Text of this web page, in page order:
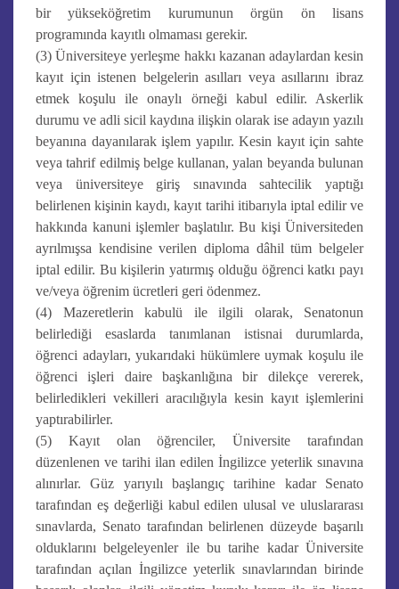
bir yükseköğretim kurumunun örgün ön lisans
programında kayıtlı olmaması gerekir.
(3) Üniversiteye yerleşme hakkı kazanan adaylardan kesin
kayıt için istenen belgelerin asılları veya asıllarını ibraz
etmek koşulu ile onaylı örneği kabul edilir. Askerlik
durumu ve adli sicil kaydına ilişkin olarak ise adayın yazılı
beyanına dayanılarak işlem yapılır. Kesin kayıt için sahte
veya tahrif edilmiş belge kullanan, yalan beyanda bulunan
veya üniversiteye giriş sınavında sahtecilik yaptığı
belirlenen kişinin kaydı, kayıt tarihi itibarıyla iptal edilir ve
hakkında kanuni işlemler başlatılır. Bu kişi Üniversiteden
ayrılmışsa kendisine verilen diploma dâhil tüm belgeler
iptal edilir. Bu kişilerin yatırmış olduğu öğrenci katkı payı
ve/veya öğrenim ücretleri geri ödenmez.
(4) Mazeretlerin kabulü ile ilgili olarak, Senatonun
belirlediği esaslarda tanımlanan istisnai durumlarda,
öğrenci adayları, yukarıdaki hükümlere uymak koşulu ile
öğrenci işleri daire başkanlığına bir dilekçe vererek,
belirledikleri vekilleri aracılığıyla kesin kayıt işlemlerini
yaptırabilirler.
(5) Kayıt olan öğrenciler, Üniversite tarafından
düzenlenen ve tarihi ilan edilen İngilizce yeterlik sınavına
alınırlar. Güz yarıyılı başlangıç tarihine kadar Senato
tarafından eş değerliği kabul edilen ulusal ve uluslararası
sınavlarda, Senato tarafından belirlenen düzeyde başarılı
olduklarını belgeleyenler ile bu tarihe kadar Üniversite
tarafından açılan İngilizce yeterlik sınavlarından birinde